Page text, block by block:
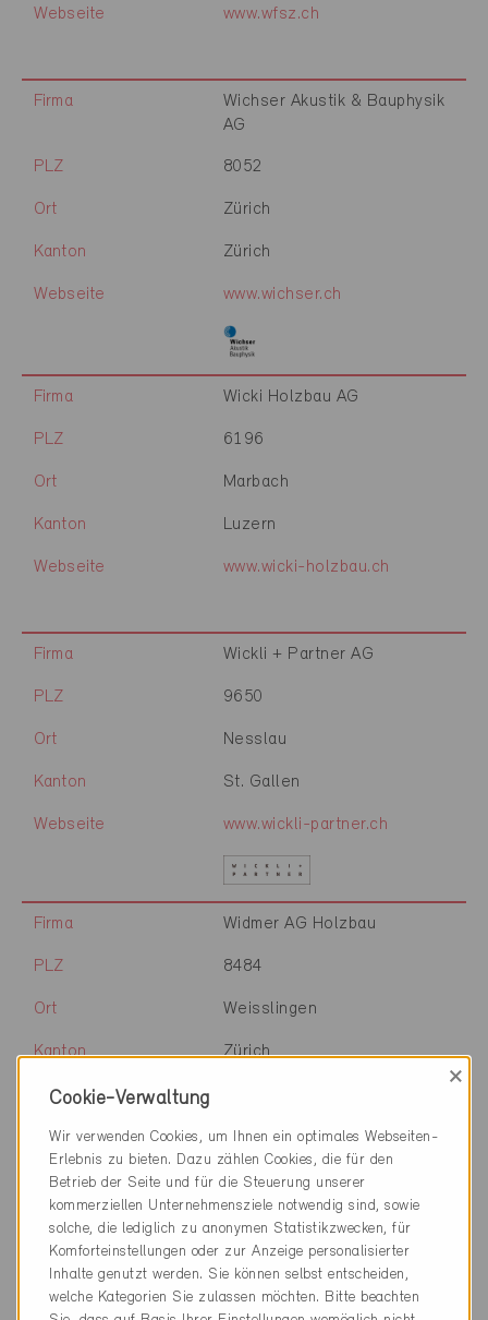
Webseite www.wfsz.ch
Firma
Wichser Akustik & Bauphysik
AG
PLZ 8052
Ort Zürich
Kanton Zürich
Webseite www.wichser.ch
Firma Wicki Holzbau AG
PLZ 6196
Ort Marbach
Kanton Luzern
Webseite www.wicki-holzbau.ch
Firma Wickli + Partner AG
PLZ 9650
Ort Nesslau
Kanton St. Gallen
Webseite www.wickli-partner.ch
Firma Widmer AG Holzbau
PLZ 8484
Ort Weisslingen
Kanton Zürich
Webseite
Firma Wiedmer Holzbau AG
PLZ 3753
Ort Oey
Cookie-Verwaltung
×
Wir verwenden Cookies, um Ihnen ein optimales Webseiten-
Erlebnis zu bieten. Dazu zählen Cookies, die für den
Betrieb der Seite und für die Steuerung unserer
kommerziellen Unternehmensziele notwendig sind, sowie
solche, die lediglich zu anonymen Statistikzwecken, für
Komforteinstellungen oder zur Anzeige personalisierter
Inhalte genutzt werden. Sie können selbst entscheiden,
welche Kategorien Sie zulassen möchten. Bitte beachten